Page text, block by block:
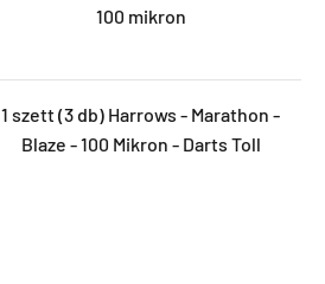
100 mikron
1 szett (3 db) Harrows - Marathon -
Blaze - 100 Mikron - Darts Toll